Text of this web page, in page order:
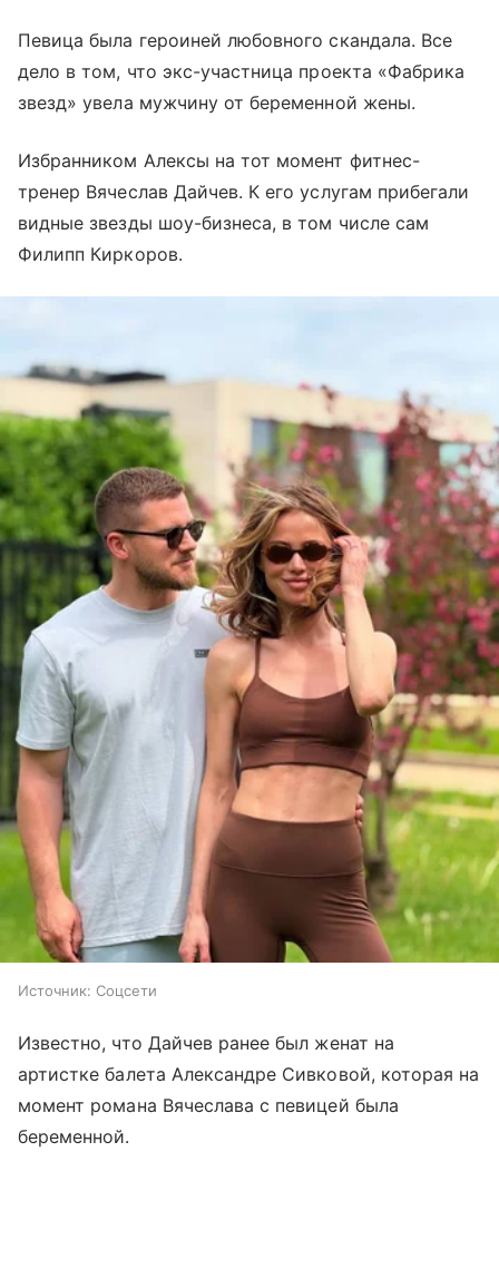
Певица была героиней любовного скандала. Все
дело в том, что экс-участница проекта «Фабрика
звезд» увела мужчину от беременной жены.
Избранником Алексы на тот момент фитнес-
тренер Вячеслав Дайчев. К его услугам прибегали
видные звезды шоу-бизнеса, в том числе сам
Филипп Киркоров.
Источник: Соцсети
Известно, что Дайчев ранее был женат на
артистке балета Александре Сивковой, которая на
момент романа Вячеслава с певицей была
беременной.